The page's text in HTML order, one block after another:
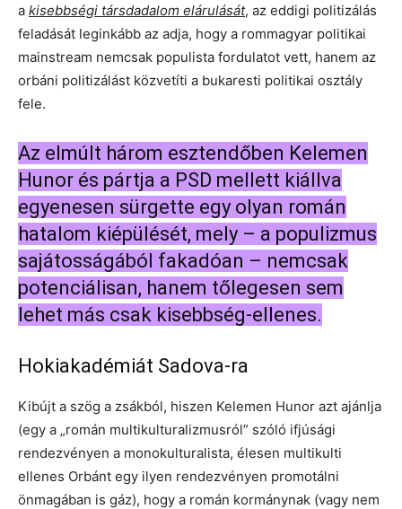
a kisebbségi társdadalom elárulását, az eddigi politizálás
feladását leginkább az adja, hogy a rommagyar politikai
mainstream nemcsak populista fordulatot vett, hanem az
orbáni politizálást közvetíti a bukaresti politikai osztály
fele.
Az elmúlt három esztendőben Kelemen
Hunor és pártja a PSD mellett kiállva
egyenesen sürgette egy olyan román
hatalom kiépülését, mely – a populizmus
sajátosságából fakadóan – nemcsak
potenciálisan, hanem tőlegesen sem
lehet más csak kisebbség-ellenes.
Hokiakadémiát Sadova-ra
Kibújt a szög a zsákból, hiszen Kelemen Hunor azt ajánlja
(egy a „román multikulturalizmusról” szóló ifjúsági
rendezvényen a monokulturalista, élesen multikulti
ellenes Orbánt egy ilyen rendezvényen promotálni
önmagában is gáz), hogy a román kormánynak (vagy nem